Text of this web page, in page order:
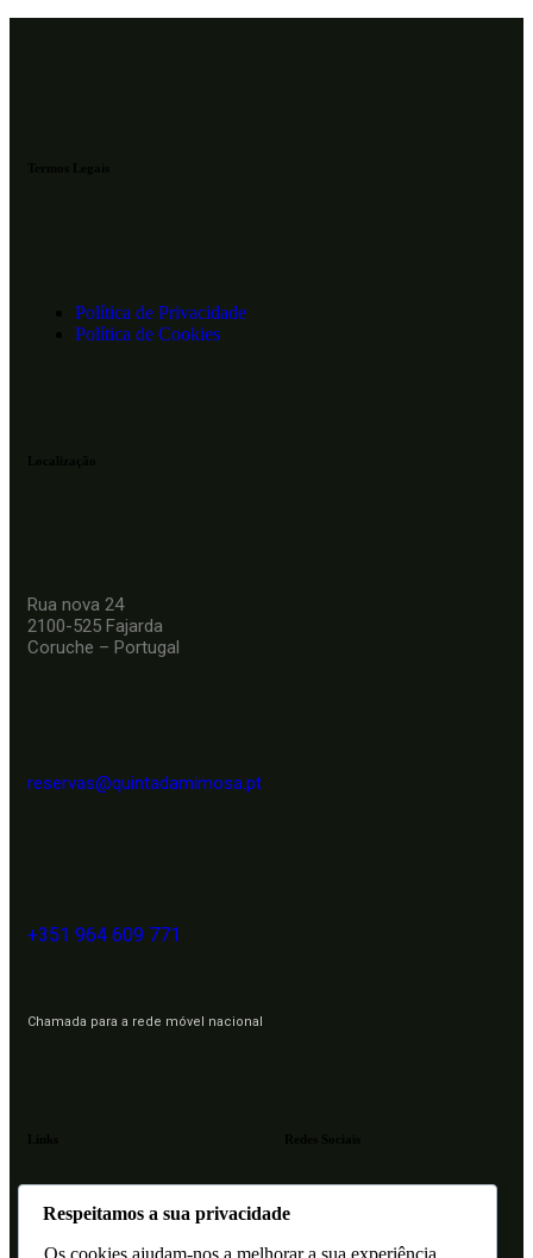
Política de Privacidade
Política de Cookies
Rua nova 24
2100-525 Fajarda
Coruche – Portugal
reservas@quintadamimosa.pt
+351 964 609 771
Chamada para a rede móvel nacional
Facebook
Respeitamos a sua privacidade
Os cookies ajudam-nos a melhorar a sua experiência,